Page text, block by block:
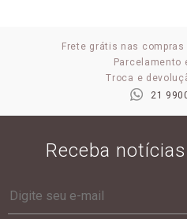
Frete grátis nas compras
Parcelamento
Troca e
21
Receba